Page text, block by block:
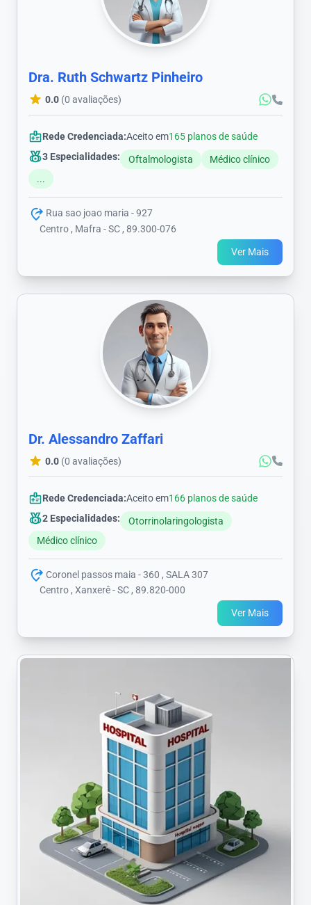
Dra. Ruth Schwartz Pinheiro
0.0 (0 avaliações)
Rede Credenciada:Aceito em165 planos de saúde
3 Especialidades:
Oftalmologista
Médico clínico
...
Rua sao joao maria - 927
Centro , Mafra - SC , 89.300-076
Ver Mais
Dr. Alessandro Zaffari
0.0 (0 avaliações)
Rede Credenciada:Aceito em166 planos de saúde
2 Especialidades:
Otorrinolaringologista
Médico clínico
Coronel passos maia - 360 , SALA 307
Centro , Xanxerê - SC , 89.820-000
Ver Mais